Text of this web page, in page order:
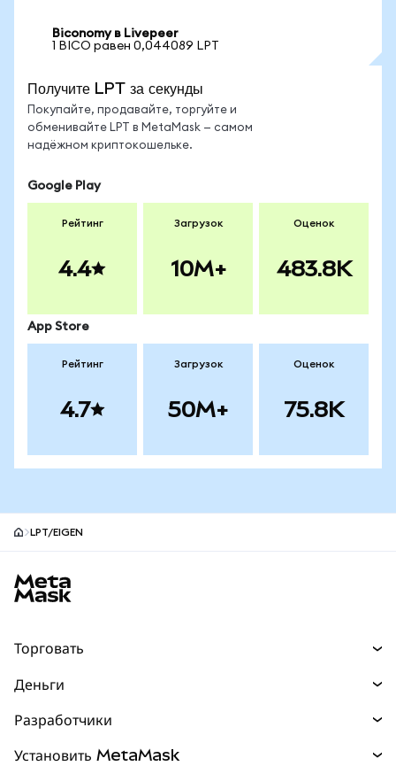
Biconomy в Livepeer
1 BICO равен 0,044089 LPT
Получите LPT за секунды
Покупайте, продавайте, торгуйте и
обменивайте LPT в MetaMask — самом
надёжном криптокошельке.
Google Play
Рейтинг
4.4
Загрузок
10M+
Оценок
483.8K
App Store
Рейтинг
4.7
Загрузок
50M+
Оценок
75.8K
LPT/EIGEN
Торговать
Прогнозы
Перпы НОВИНКА
Деньги
Разработчики
Установить MetaMask